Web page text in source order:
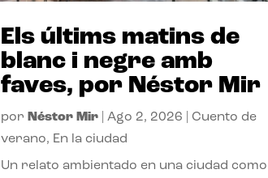
Els últims matins de
blanc i negre amb
faves, por Néstor Mir
por Néstor Mir |Ago 2, 2026 |Cuento de
verano, En la ciudad
Un relato ambientado en una ciudad como